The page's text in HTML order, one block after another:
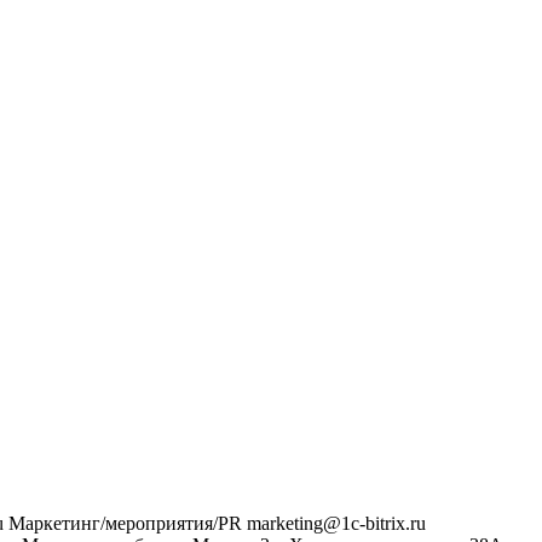
Маркетинг/мероприятия/PR marketing@1c-bitrix.ru